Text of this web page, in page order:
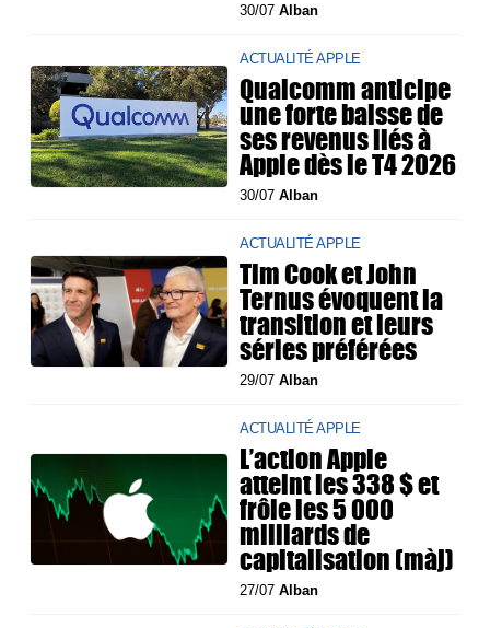
30/07Alban
ACTUALITÉ APPLE
Qualcomm anticipe
une forte baisse de
ses revenus liés à
Apple dès le T4 2026
30/07Alban
ACTUALITÉ APPLE
Tim Cook et John
Ternus évoquent la
transition et leurs
séries préférées
29/07Alban
ACTUALITÉ APPLE
L’action Apple
atteint les 338 $ et
frôle les 5 000
milliards de
capitalisation (màj)
27/07Alban